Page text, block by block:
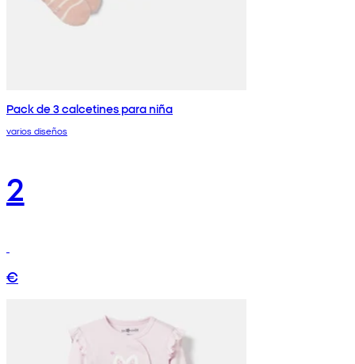
Pack de 3 calcetines para niña
varios diseños
2
€